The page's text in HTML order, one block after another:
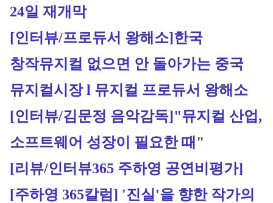
24일 재개막
[인터뷰/프로듀서 왕해소]한국
창작뮤지컬 없으면 안 돌아가는 중국
뮤지컬시장 l 뮤지컬 프로듀서 왕해소
[인터뷰/김문정 음악감독]"뮤지컬 산업,
소프트웨어 성장이 필요한 때"
[리뷰/인터뷰365 주하영 공연비평가]
[주하영 365칼럼] '진실'을 향한 작가의